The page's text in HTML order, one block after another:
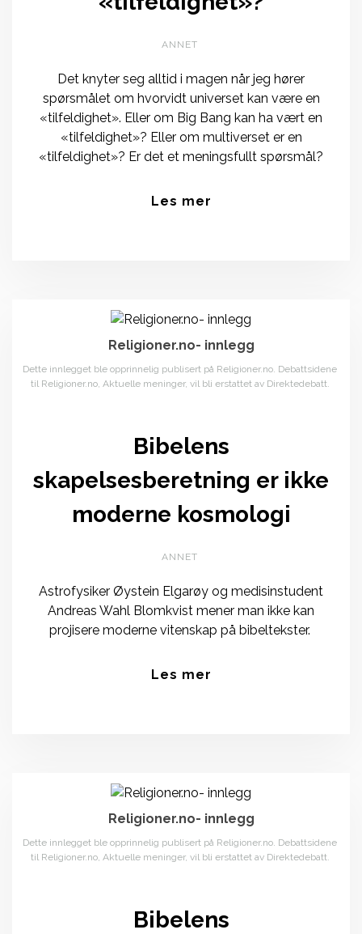
ANNET
Det knyter seg alltid i magen når jeg hører
spørsmålet om hvorvidt universet kan være en
«tilfeldighet». Eller om Big Bang kan ha vært en
«tilfeldighet»? Eller om multiverset er en
«tilfeldighet»? Er det et meningsfullt spørsmål?
Les mer
Religioner.no- innlegg
Dette innlegget ble opprinnelig publisert på Religioner.no. Debattsidene
til Religioner.no, Aktuelle meninger, vil bli erstattet av Direktedebatt.
Bibelens
skapelsesberetning er ikke
moderne kosmologi
ANNET
Astrofysiker Øystein Elgarøy og medisinstudent
Andreas Wahl Blomkvist mener man ikke kan
projisere moderne vitenskap på bibeltekster.
Les mer
Religioner.no- innlegg
Dette innlegget ble opprinnelig publisert på Religioner.no. Debattsidene
til Religioner.no, Aktuelle meninger, vil bli erstattet av Direktedebatt.
Bibelens